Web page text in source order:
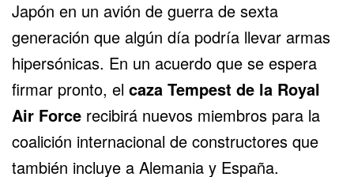
Japón en un avión de guerra de sexta
generación que algún día podría llevar armas
hipersónicas. En un acuerdo que se espera
firmar pronto, el caza Tempest de la Royal
Air Force recibirá nuevos miembros para la
coalición internacional de constructores que
también incluye a Alemania y España.